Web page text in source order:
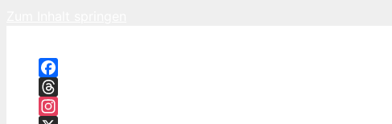
Facebook
Threads